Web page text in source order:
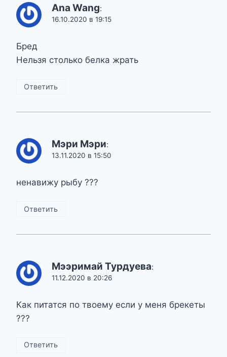
Ana Wang:
16.10.2020 в 19:15
Бред
Нельзя столько белка жрать
Ответить
Мэри Мэри:
13.11.2020 в 15:50
ненавижу рыбу ???
Ответить
Мээримай Турдуева:
11.12.2020 в 20:26
Как питатся по твоему если у меня брекеты
???
Ответить